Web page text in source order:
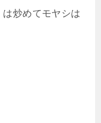
炒めてモヤシは